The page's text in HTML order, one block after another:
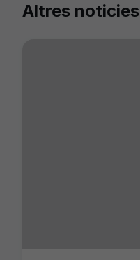
Altres noticies